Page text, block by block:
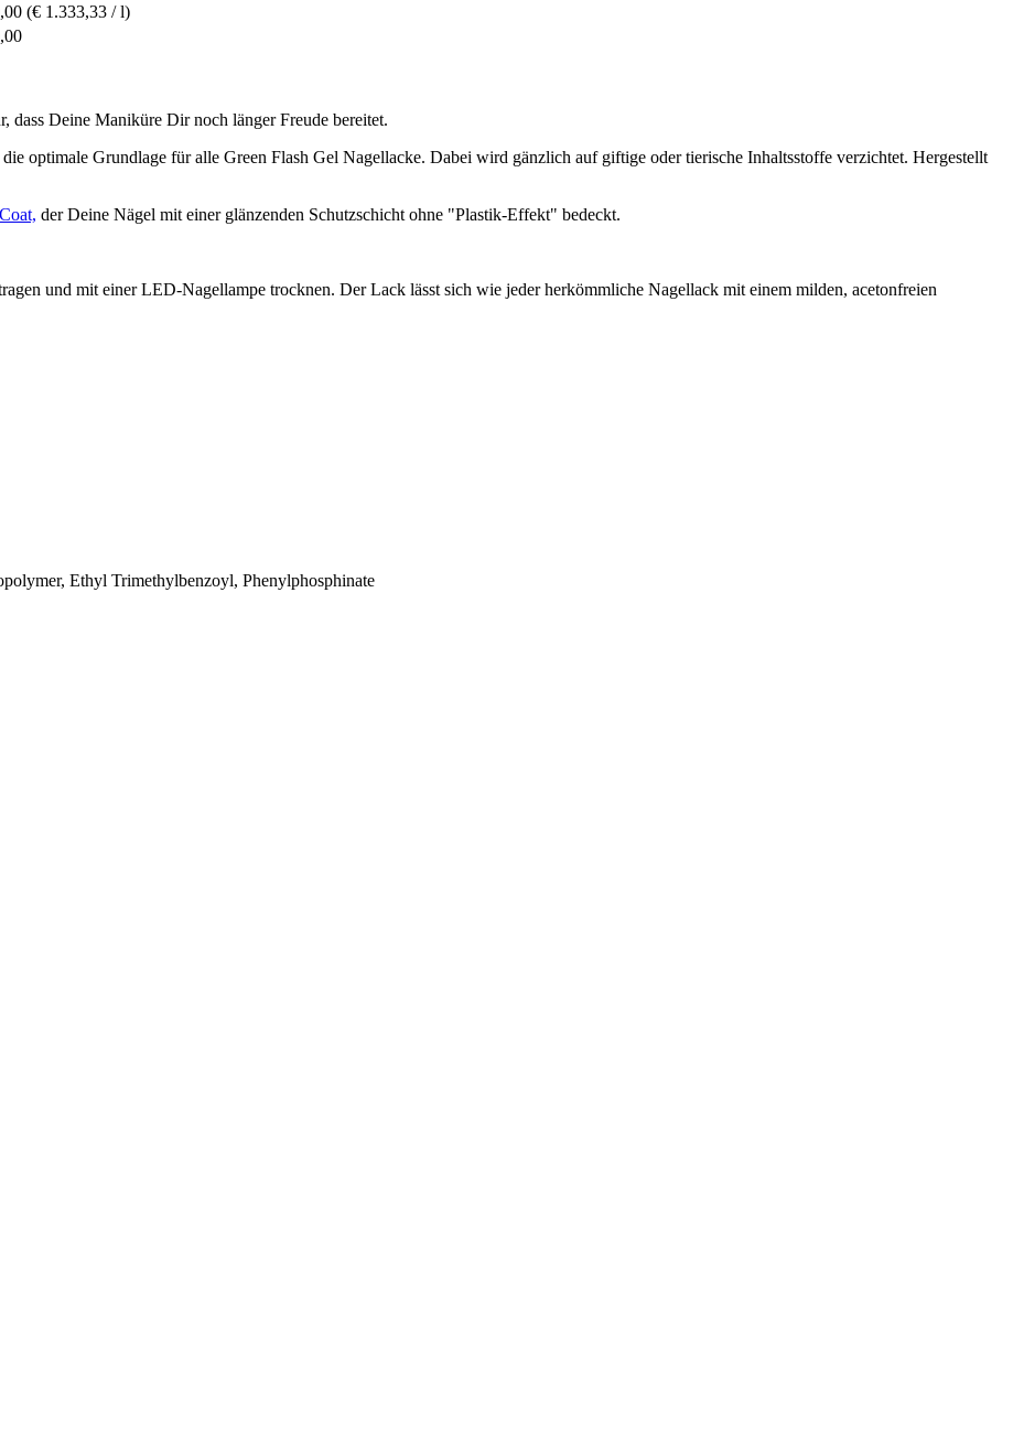
(€ 1.333,33 / l)
dass Deine Maniküre Dir noch länger Freude bereitet.
optimale Grundlage für alle Green Flash Gel Nagellacke. Dabei wird gänzlich auf giftige oder tierische Inhaltsstoffe verzichtet. Hergestellt
der Deine Nägel mit einer glänzenden Schutzschicht ohne "Plastik-Effekt" bedeckt.
und mit einer LED-Nagellampe trocknen. Der Lack lässt sich wie jeder herkömmliche Nagellack mit einem milden, acetonfreien
Ethyl Trimethylbenzoyl, Phenylphosphinate